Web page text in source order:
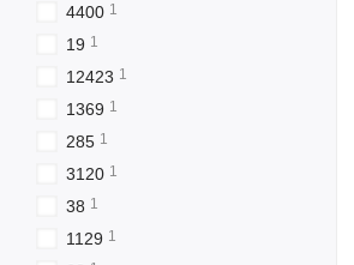
4400 1
19 1
12423 1
1369 1
285 1
3120 1
38 1
1129 1